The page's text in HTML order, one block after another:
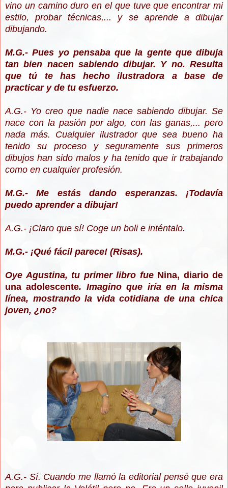
vino un camino duro en el que tuve que encontrar mi
estilo, probar técnicas,... y se aprende a dibujar
dibujando.
M.G.- Pues yo pensaba que la gente que dibuja
tan bien nacen sabiendo dibujar. Y no. Resulta
que tú te has hecho ilustradora a base de
practicar y de tu esfuerzo.
A.G.- Yo creo que nadie nace sabiendo dibujar. Se
nace con la pasión por algo, con las ganas,... pero
nada más. Cualquier ilustrador que sea bueno ha
tenido su proceso y seguramente sus primeros
dibujos han sido malos y ha tenido que ir trabajando
como en cualquier profesión.
M.G.- Me estás dando esperanzas. ¡Todavía
puedo aprender a dibujar!
A.G.- ¡Claro que sí! Coge un boli e inténtalo.
M.G.- ¡Qué fácil parece! (Risas).
Oye Agustina, tu primer libro fue Nina, diario de
una adolescente. Imagino que iría en la misma
línea, mostrando la vida cotidiana de una chica
joven, ¿no?
A.G.- Sí. Cuando me llamó la editorial pensé que era